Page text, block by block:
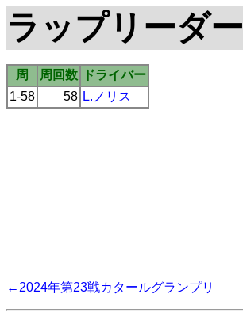
ラップリーダー
周 周回数
ドライバー
1-58
58 L.ノリス
←2024年第23戦カタールグランプリ